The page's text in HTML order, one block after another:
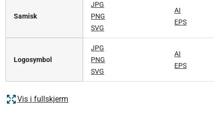
Samisk
JPG
PNG
SVG
AI
EPS
Logosymbol
JPG
PNG
SVG
AI
EPS
Vis i fullskjerm